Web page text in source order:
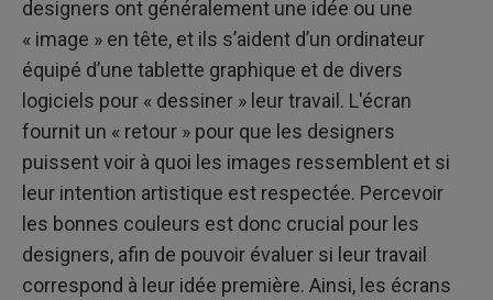
designers ont généralement une idée ou une
« image » en tête, et ils s’aident d’un ordinateur
équipé d’une tablette graphique et de divers
logiciels pour « dessiner » leur travail. L'écran
fournit un « retour » pour que les designers
puissent voir à quoi les images ressemblent et si
leur intention artistique est respectée. Percevoir
les bonnes couleurs est donc crucial pour les
designers, afin de pouvoir évaluer si leur travail
correspond à leur idée première. Ainsi, les écrans